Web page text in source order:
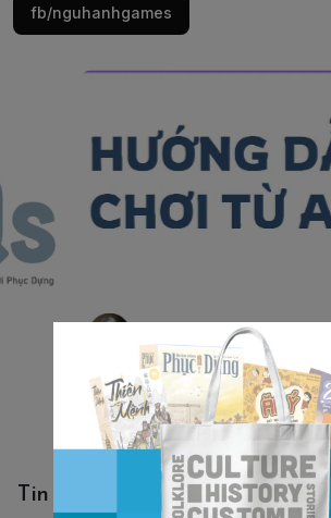
fb/nguhanhgames
Tin tức - Luật chơi - Tuyển dụng